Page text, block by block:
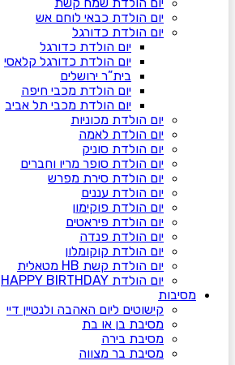
יום הולדת כבאי לוחם אש
יום הולדת כדורגל
יום הולדת כדורגל
יום הולדת כדורגל קלאסי
בית”ר ירושלים
יום הולדת מכבי חיפה
יום הולדת מכבי תל אביב
יום הולדת מכוניות
יום הולדת לאמה
יום הולדת סוניק
יום הולדת סופר מריו וחברים
יום הולדת סירת מפרש
יום הולדת עננים
יום הולדת פוקימון
יום הולדת פיראטים
יום הולדת פנדה
יום הולדת קוקומלון
יום הולדת קשת HB מטאלית
יום הולדת HAPPY BIRTHDAY
מסיבות
קישוטים ליום האהבה ולנטיין דיי
מסיבת בן או בת
מסיבת בירה
מסיבת בר מצווה